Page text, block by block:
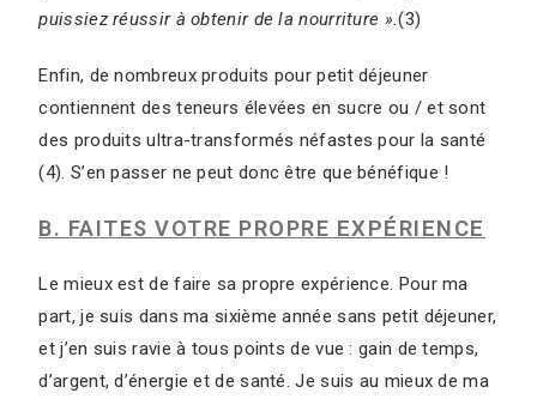
puissiez réussir à obtenir de la nourriture ».(3)
Enfin, de nombreux produits pour petit déjeuner
contiennent des teneurs élevées en sucre ou / et sont
des produits ultra-transformés néfastes pour la santé
(4). S’en passer ne peut donc être que bénéfique !
B. FAITES VOTRE PROPRE EXPÉRIENCE
Le mieux est de faire sa propre expérience. Pour ma
part, je suis dans ma sixième année sans petit déjeuner,
et j’en suis ravie à tous points de vue : gain de temps,
d’argent, d’énergie et de santé. Je suis au mieux de ma